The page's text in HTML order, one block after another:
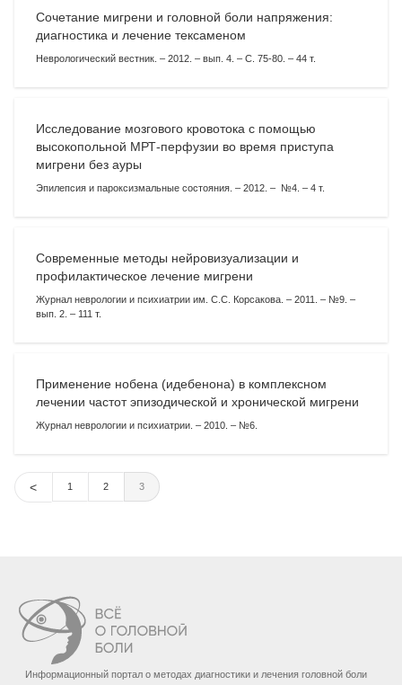
Сочетание мигрени и головной боли напряжения:
диагностика и лечение тексаменом
Неврологический вестник. – 2012. – вып. 4. – С. 75-80. – 44 т.
Исследование мозгового кровотока с помощью
высокопольной МРТ-перфузии во время приступа
мигрени без ауры
Эпилепсия и пароксизмальные состояния. – 2012. – №4. – 4 т.
Современные методы нейровизуализации и
профилактическое лечение мигрени
Журнал неврологии и психиатрии им. С.С. Корсакова. – 2011. – №9. –
вып. 2. – 111 т.
Применение нобена (идебенона) в комплексном
лечении частот эпизодической и хронической мигрени
Журнал неврологии и психиатрии. – 2010. – №6.
1 2 3
Информационный портал о методах диагностики и лечения головной боли